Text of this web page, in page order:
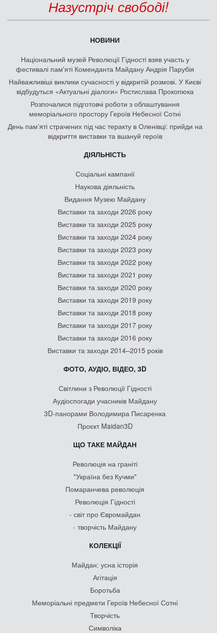
Назустріч свободі!
НОВИНИ
Національний музей Революції Гідності взяв участь у
фестивалі пам'яті Коменданта Майдану Андрія Парубія
Найважливіші виклики сучасності у відкритій розмові. У Києві
відбудуться «Актуальні діалоги» Ростислава Прокопюка
Розпочалися підготовчі роботи з облаштування
меморіального простору Героїв Небесної Сотні
День памʼяті страчених під час теракту в Оленівці: прийди на
відкриття виставки та вшануй героїв
ДІЯЛЬНІСТЬ
Соціальні кампанії
Наукова діяльність
Видання Музею Майдану
Виставки та заходи 2026 року
Виставки та заходи 2025 року
Виставки та заходи 2024 року
Виставки та заходи 2023 року
Виставки та заходи 2022 року
Виставки та заходи 2021 року
Виставки та заходи 2020 року
Виставки та заходи 2019 року
Виставки та заходи 2018 року
Виставки та заходи 2017 року
Виставки та заходи 2016 року
Виставки та заходи 2014–2015 років
ФОТО, АУДІО, ВІДЕО, 3D
Світлини з Революції Гідності
Аудіоспогади учасників Майдану
3D-панорами Володимира Писаренка
Проєкт Maidan3D
ЩО ТАКЕ МАЙДАН
Революція на граніті
"Україна без Кучми"
Помаранчева революція
Революція Гідності
- світ про Євромайдан
- творчість Майдану
КОЛЕКЦІЇ
Майдан: усна історія
Агітація
Боротьба
Меморіальні предмети Героїв Небесної Сотні
Творчість
Символіка